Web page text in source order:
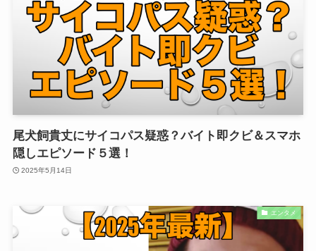
尾犬飼貴丈にサイコパス疑惑？バイト即クビ＆スマホ
隠しエピソード５選！
2025年5月14日
エンタメ